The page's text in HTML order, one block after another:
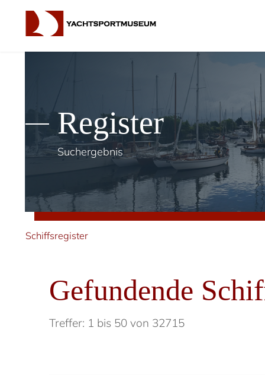
Register
Suchergebnis
Schiffsregister
Gefundende
Treffer: 1 bis 50 von 32715